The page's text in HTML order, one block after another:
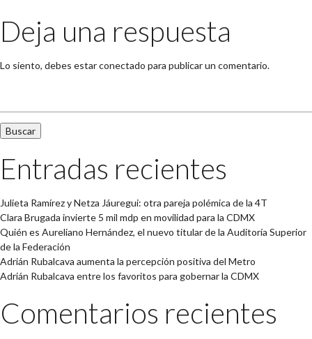
Deja una respuesta
Lo siento, debes estarconectado para publicar un comentario.
Entradas recientes
Julieta Ramírez y Netza Jáuregui: otra pareja polémica de la 4T
Clara Brugada invierte 5 mil mdp en movilidad para la CDMX
Quién es Aureliano Hernández, el nuevo titular de la Auditoría Superior
de la Federación
Adrián Rubalcava aumenta la percepción positiva del Metro
Adrián Rubalcava entre los favoritos para gobernar la CDMX
Comentarios recientes